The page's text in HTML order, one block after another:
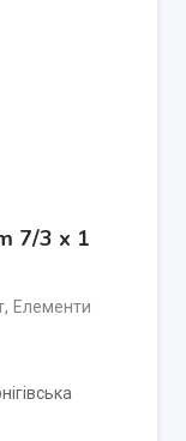
7/3 х 1
, Елементи